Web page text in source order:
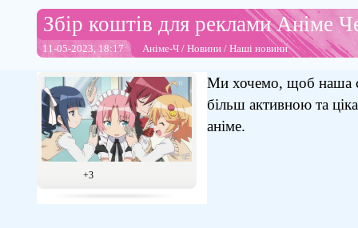
Збір коштів для реклами Аніме
11-05-2023, 18:17 Аніме-Ч / Новини / Наші новини
+3
Ми хочемо, щоб наша
більш активною та
аніме.